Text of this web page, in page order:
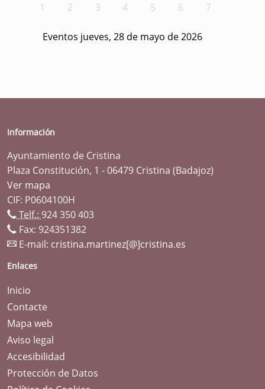
1
2 3 4 5 6 7
Eventos jueves, 28 de mayo de 2026
Información
Ayuntamiento de Cristina
Plaza Constitución, 1 - 06479 Cristina (Badajoz)
Ver mapa
CIF: P0604100H
Telf.: 924 350 403
Fax: 924351382
E-mail: cristina.martinez[@]cristina.es
Enlaces
Inicio
Contacte
Mapa web
Aviso legal
Accesibilidad
Protección de Datos